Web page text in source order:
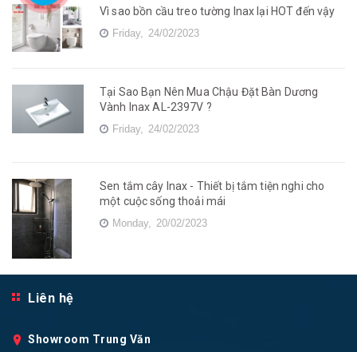
Vì sao bồn cầu treo tường Inax lại HOT đến vậy
Friday, 24/02/2023
Tại Sao Bạn Nên Mua Chậu Đặt Bàn Dương
Vành Inax AL-2397V ?
Friday, 24/02/2023
Sen tắm cây Inax - Thiết bị tắm tiện nghi cho
một cuộc sống thoải mái
Monday, 20/02/2023
Liên hệ
Showroom Trung Văn